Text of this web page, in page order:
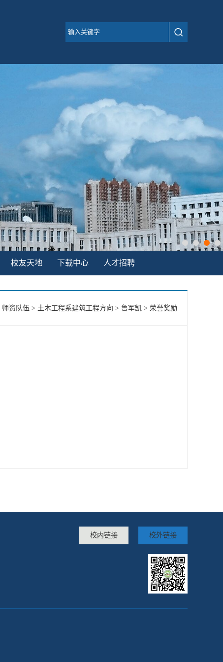
校友天地 下载中心 人才招聘
师资队伍 > 土木工程系建筑工程方向 > 鲁军凯 > 荣誉奖励
校外链接
校内链接